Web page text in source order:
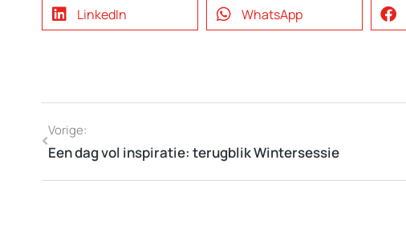
LinkedIn WhatsApp
Vorige:
Een dag vol inspiratie: terugblik Wintersessie